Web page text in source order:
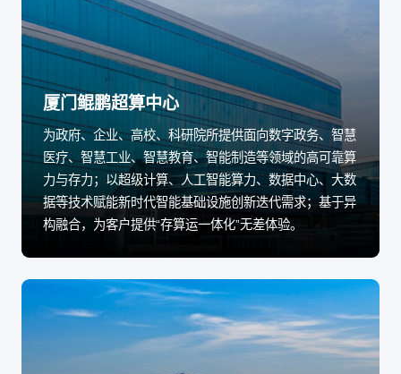
厦门鲲鹏超算中心
为政府、企业、高校、科研院所提供面向数字政务、智慧
医疗、智慧工业、智慧教育、智能制造等领域的高可靠算
力与存力；以超级计算、人工智能算力、数据中心、大数
据等技术赋能新时代智能基础设施创新迭代需求；基于异
构融合，为客户提供“存算运一体化”无差体验。